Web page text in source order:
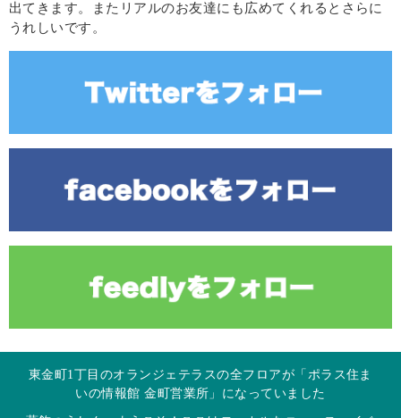
出てきます。またリアルのお友達にも広めてくれるとさらに
うれしいです。
東金町1丁目のオランジェテラスの全フロアが「ポラス住ま
いの情報館 金町営業所」になっていました